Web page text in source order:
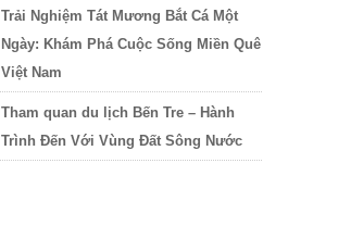
Trải Nghiệm Tát Mương Bắt Cá Một
Ngày: Khám Phá Cuộc Sống Miền Quê
Việt Nam
Tham quan du lịch Bến Tre – Hành
Trình Đến Với Vùng Đất Sông Nước